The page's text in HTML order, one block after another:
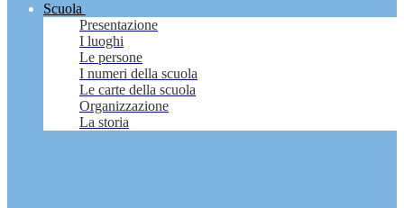
Scuola
Presentazione
I luoghi
Le persone
I numeri della scuola
Le carte della scuola
Organizzazione
La storia